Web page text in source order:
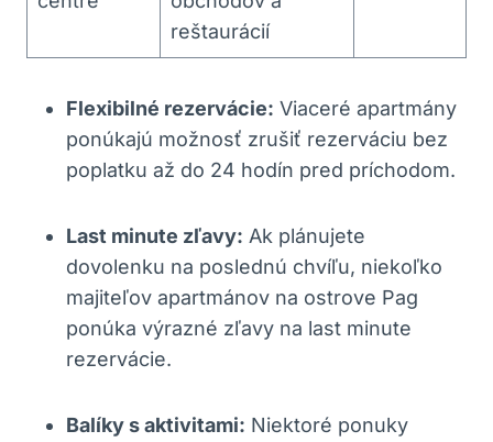
reštaurácií
Flexibilné rezervácie: Viaceré apartmány
ponúkajú možnosť zrušiť rezerváciu bez
poplatku až do 24 hodín pred príchodom.
Last minute zľavy: Ak plánujete
dovolenku na poslednú chvíľu, niekoľko
majiteľov apartmánov na ostrove Pag
ponúka výrazné zľavy na last minute
rezervácie.
Balíky s aktivitami: Niektoré ponuky